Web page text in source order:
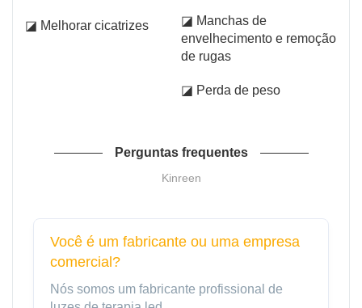
◪ Melhorar cicatrizes
◪ Manchas de
envelhecimento e remoção
de rugas
◪ Perda de peso
Perguntas frequentes
Kinreen
Você é um fabricante ou uma empresa
comercial?
Nós somos um fabricante profissional de